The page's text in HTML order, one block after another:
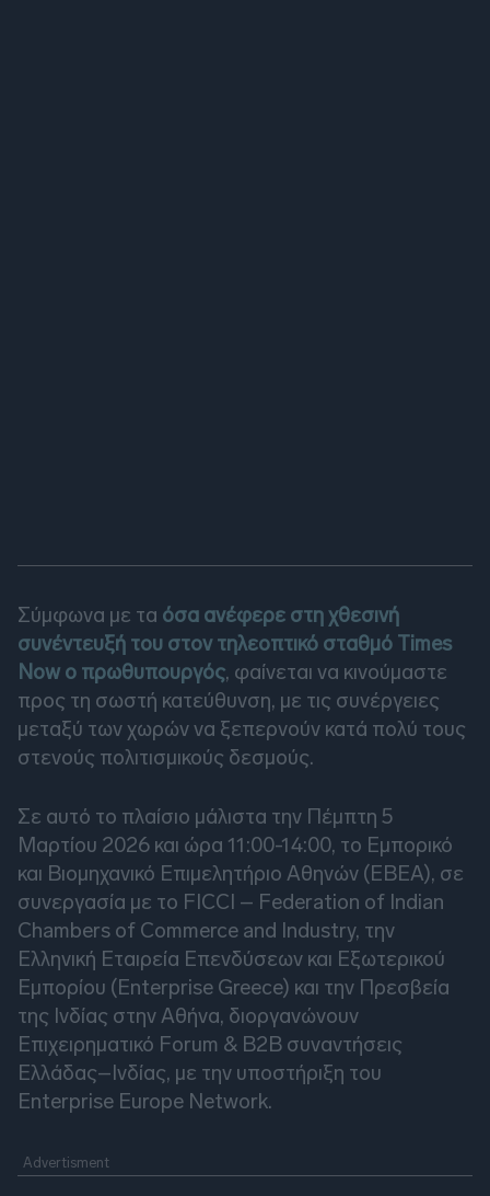
Σύμφωνα με τα όσα ανέφερε στη χθεσινή
συνέντευξή του στον τηλεοπτικό σταθμό Times
Now ο πρωθυπουργός, φαίνεται να κινούμαστε
προς τη σωστή κατεύθυνση, με τις συνέργειες
μεταξύ των χωρών να ξεπερνούν κατά πολύ τους
στενούς πολιτισμικούς δεσμούς.
Σε αυτό το πλαίσιο μάλιστα την Πέμπτη 5
Μαρτίου 2026 και ώρα 11:00-14:00, το Εμπορικό
και Βιομηχανικό Επιμελητήριο Αθηνών (ΕΒΕΑ), σε
συνεργασία με το FICCI – Federation of Indian
Chambers of Commerce and Industry, την
Ελληνική Εταιρεία Επενδύσεων και Εξωτερικού
Εμπορίου (Enterprise Greece) και την Πρεσβεία
της Ινδίας στην Αθήνα, διοργανώνουν
Επιχειρηματικό Forum & B2B συναντήσεις
Ελλάδας–Ινδίας, με την υποστήριξη του
Enterprise Europe Network.